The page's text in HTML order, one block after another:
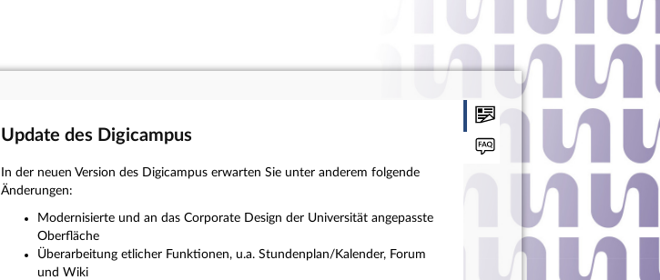
Update des Digicampus
In der neuen Version des Digicampus erwarten Sie unter anderem folgende
Änderungen:
Modernisierte und an das Corporate Design der Universität angepasste
Oberfläche
Überarbeitung etlicher Funktionen, u.a. Stundenplan/Kalender, Forum
und Wiki